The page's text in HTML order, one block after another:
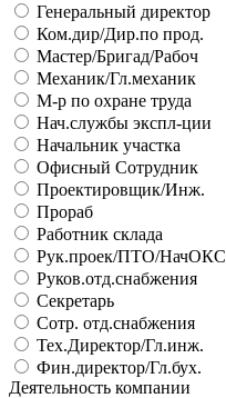
Генеральный директор
Ком.дир/Дир.по прод.
Мастер/Бригад/Рабоч
Механик/Гл.механик
М-р по охране труда
Нач.службы экспл-ции
Начальник участка
Офисный Сотрудник
Проектировщик/Инж.
Прораб
Работник склада
Рук.проек/ПТО/НачОКС
Руков.отд.снабжения
Секретарь
Сотр. отд.снабжения
Тех.Директор/Гл.инж.
Фин.директор/Гл.бух.
Деятельность компании